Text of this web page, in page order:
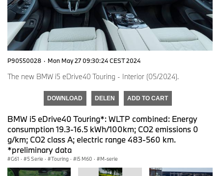
P90550028 · Mon May 27 09:30:24 CEST 2024
The new BMW i5 eDrive40 Touring - Interior (05/2024).
DOWNLOAD DELEN ADD TO CART
BMW i5 eDrive40 Touring*: WLTP combined: Energy
consumption 19.3-16.5 kWh/100km; CO2 emissions 0
g/km; CO2 class A; electric range 483-560 km.
*preliminary data
G61 · 5 Serie · Touring · i5 M60 · M-serie